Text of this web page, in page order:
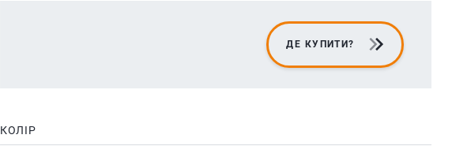
ДЕ КУПИТИ?
КОЛІР